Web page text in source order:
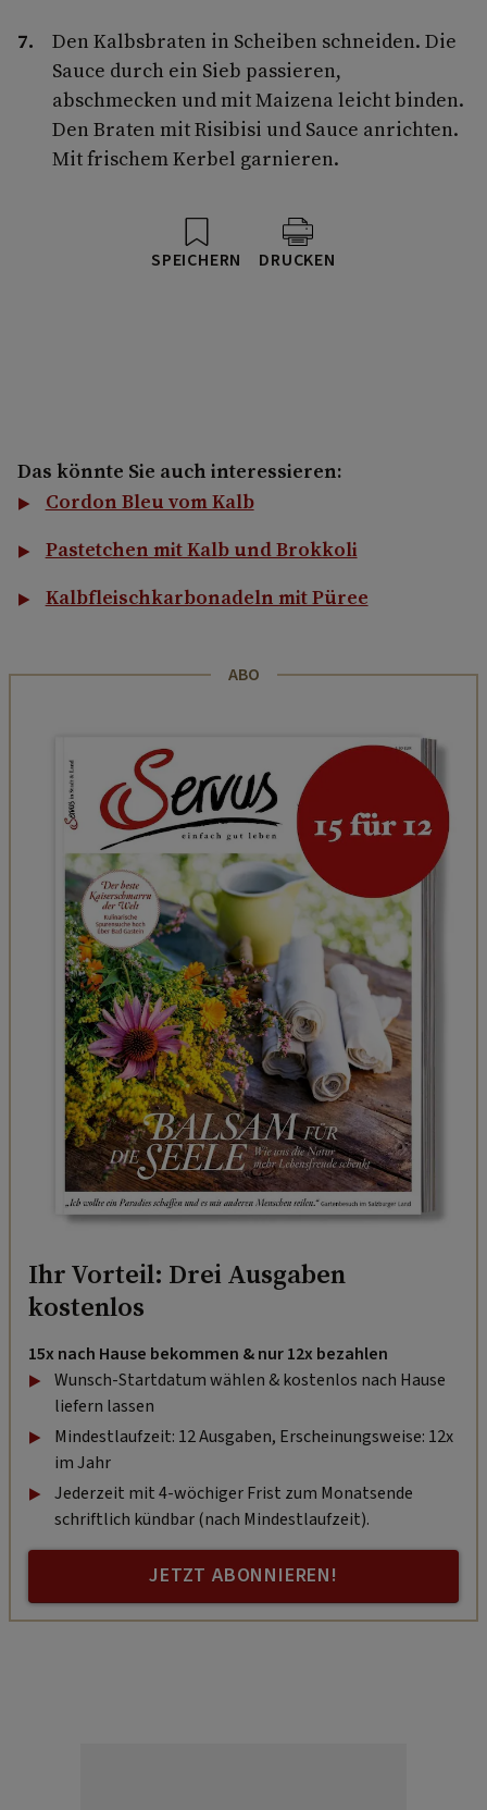
Den Kalbsbraten in Scheiben schneiden. Die
Sauce durch ein Sieb passieren,
abschmecken und mit Maizena leicht binden.
Den Braten mit Risibisi und Sauce anrichten.
Mit frischem Kerbel garnieren.
SPEICHERN DRUCKEN
Das könnte Sie auch interessieren:
Cordon Bleu vom Kalb
Pastetchen mit Kalb und Brokkoli
Kalbfleischkarbonadeln mit Püree
ABO
Ihr Vorteil: Drei Ausgaben
kostenlos
15x nach Hause bekommen & nur 12x bezahlen
Wunsch-Startdatum wählen & kostenlos nach Hause
liefern lassen
Mindestlaufzeit: 12 Ausgaben, Erscheinungsweise: 12x
im Jahr
Jederzeit mit 4-wöchiger Frist zum Monatsende
schriftlich kündbar (nach Mindestlaufzeit).
JETZT ABONNIEREN!